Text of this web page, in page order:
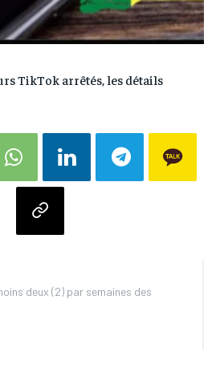
deux (2) par semaines des
TikTok arrêtés, les détails